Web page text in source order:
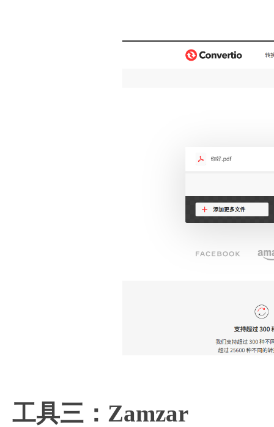
工具三：Zamzar